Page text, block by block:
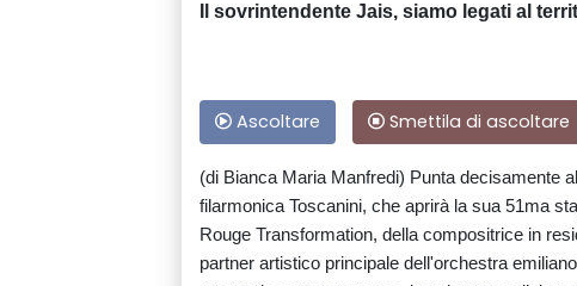
Il sovrintendente Jais, siamo legati al
Ascoltare Smettila di ascoltare
(di Bianca Maria Manfredi) Punta decisamente
filarmonica Toscanini, che aprirà la sua 51ma
Rouge Transformation, della compositrice in
partner artistico principale dell'orchestra